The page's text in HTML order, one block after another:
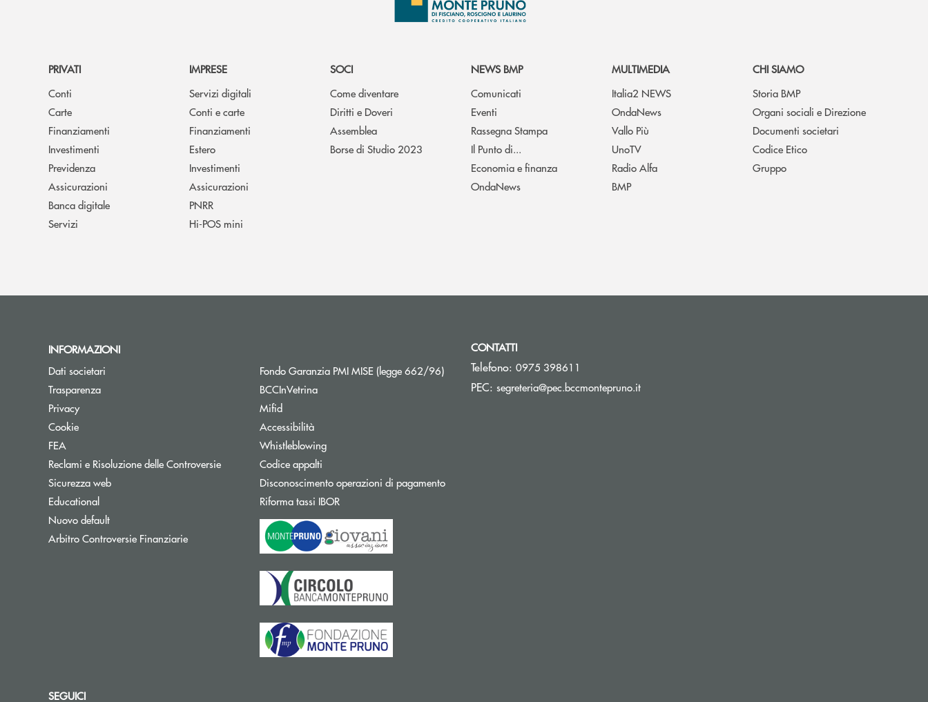
PRIVATI
Conti
Carte
Finanziamenti
Investimenti
Previdenza
Assicurazioni
Banca digitale
Servizi
IMPRESE
Servizi digitali
Conti e carte
Finanziamenti
Estero
Investimenti
Assicurazioni
PNRR
Hi-POS mini
SOCI
Come diventare
Diritti e Doveri
Assemblea
Borse di Studio 2023
NEWS BMP
Comunicati
Eventi
Rassegna Stampa
Il Punto di...
Economia e finanza
OndaNews
MULTIMEDIA
Italia2 NEWS
OndaNews
Vallo Più
UnoTV
Radio Alfa
BMP
CHI SIAMO
Storia BMP
Organi sociali e Direzione
Documenti societari
Codice Etico
Gruppo
INFORMAZIONI
Dati societari
Trasparenza
Privacy
Cookie
FEA
Reclami e Risoluzione delle Controversie
Sicurezza web
Educational
Nuovo default
Arbitro Controversie FinanziarieApre una nuova finestra
Fondo Garanzia PMI MISE (legge 662/96)Apre una nuova finestra
BCCInVetrina
Mifid
Accessibilità
Whistleblowing
Codice appalti
Disconoscimento operazioni di pagamento
Riforma tassi IBORApre una nuova finestra
CONTATTI
Telefono: 0975 398611
PEC: segreteria@pec.bccmontepruno.it(si apre l’app di posta elettronica)
SEGUICI